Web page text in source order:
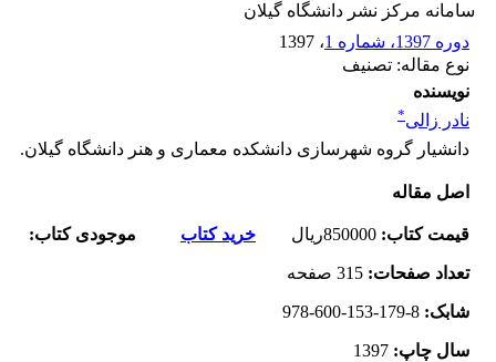
سامانه مرکز نشر دانشگاه گیلان
دوره 1397، شماره 1
، 1397
نوع مقاله: تصنیف
نویسنده
نادر زالی*
دانشیار گروه شهرسازی دانشکده معماری و هنر دانشگاه گیلان.
اصل مقاله
قیمت کتاب: خرید کتاب موجودی کتاب:
تعداد صفحات:
شابک:
سال چاپ: